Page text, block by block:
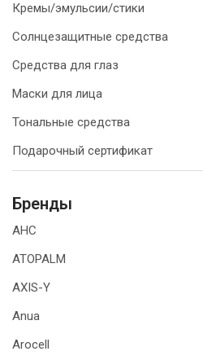
Кремы/эмульсии/стики
Солнцезащитные средства
Средства для глаз
Маски для лица
Тональные средства
Подарочный сертификат
Бренды
AHC
ATOPALM
AXIS-Y
Anua
Arocell